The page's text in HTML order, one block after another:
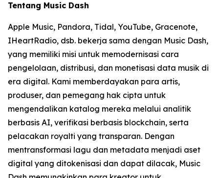
Tentang Music Dash
Apple Music, Pandora, Tidal, YouTube, Gracenote,
IHeartRadio, dsb. bekerja sama dengan Music Dash,
yang memiliki misi untuk memodernisasi cara
pengelolaan, distribusi, dan monetisasi data musik di
era digital. Kami memberdayakan para artis,
produser, dan pemegang hak cipta untuk
mengendalikan katalog mereka melalui analitik
berbasis AI, verifikasi berbasis blockchain, serta
pelacakan royalti yang transparan. Dengan
mentransformasi lagu dan metadata menjadi aset
digital yang ditokenisasi dan dapat dilacak, Music